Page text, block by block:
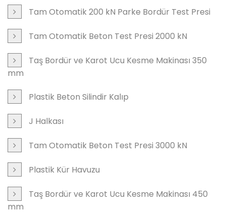
Tam Otomatik 200 kN Parke Bordür Test Presi
Tam Otomatik Beton Test Presi 2000 kN
Taş Bordür ve Karot Ucu Kesme Makinası 350
mm
Plastik Beton Silindir Kalıp
J Halkası
Tam Otomatik Beton Test Presi 3000 kN
Plastik Kür Havuzu
Taş Bordür ve Karot Ucu Kesme Makinası 450
mm